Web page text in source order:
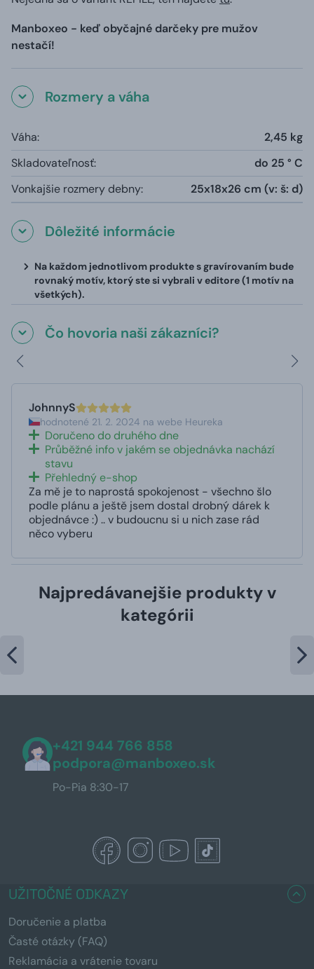
Manboxeo - keď obyčajné darčeky pre mužov
nestačí!
Rozmery a váha
Váha:
2,45 kg
Skladovateľnosť:
do 25 ° C
Vonkajšie rozmery debny:
25x18x26 cm (v: š: d)
Dôležité informácie
Na každom jednotlivom produkte s gravírovaním bude
rovnaký motív, ktorý ste si vybrali v editore (1 motív na
všetkých).
Čo hovoria naši zákazníci?
JohnnyS
hodnotené 21. 2. 2024 na webe Heureka
Doručeno do druhého dne
Průběžné info v jakém se objednávka nachází
stavu
Přehledný e-shop
Za mě je to naprostá spokojenost - všechno šlo
podle plánu a ještě jsem dostal drobný dárek k
objednávce :) .. v budoucnu si u nich zase rád
něco vyberu
Najpredávanejšie produkty v
kategórii
+421 944 766 858
podpora@manboxeo.sk
Po-Pia 8:30-17
UŽITOČNÉ ODKAZY
Doručenie a platba
Časté otázky (FAQ)
Reklamácia a vrátenie tovaru